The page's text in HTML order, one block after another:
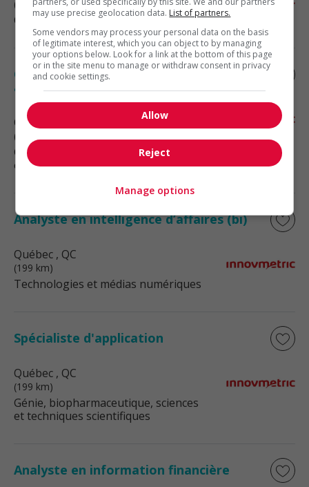
(199 km)
Comptabilité, finance et assurance
Coordonnateur, solutions numériques et
applications d’affaires
Québec
(199 km)
Génie, biopharmaceutique, sciences
et techniques scientifiques
Analyste en intelligence d’affaires (bi)
Québec , QC
(199 km)
Technologies et médias numériques
Spécialiste d'application
Québec , QC
(199 km)
Génie, biopharmaceutique, sciences
et techniques scientifiques
Analyste en information financière
may use precise geolocation data. List of partners.
Some vendors may process your personal data on the basis
of legitimate interest, which you can object to by managing
your options below. Look for a link at the bottom of this page
or in the site menu to manage or withdraw consent in privacy
and cookie settings.
Allow
Reject
Manage options